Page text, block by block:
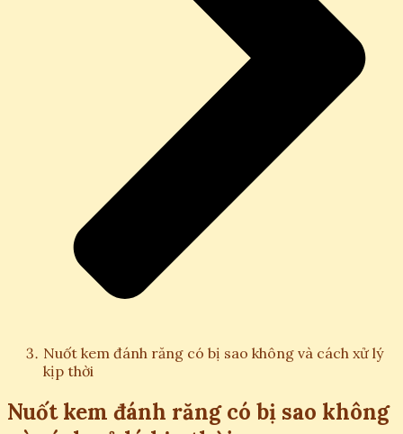
Nuốt kem đánh răng có bị sao không và cách xử lý
kịp thời
Nuốt kem đánh răng có bị sao không